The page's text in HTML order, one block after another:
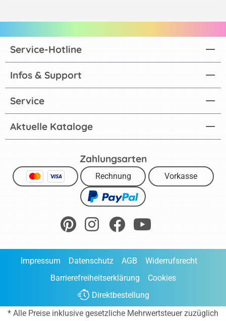
Aktuelle Kataloge
Service-Hotline
Infos & Support
Service
Zahlungsarten
Rechnung Vorkasse
Impressum Datenschutz AGB
Widerrufsrecht
Barrierefreiheitserklärung
Cookies
Direktbestellung
* Alle Preise inklusive gesetzliche Mehrwertsteuer zuzüglich